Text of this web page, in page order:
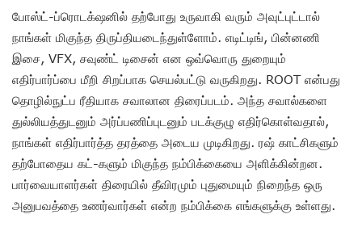
போஸ்ட்-ப்ரொடக்‌ஷனில் தற்போது உருவாகி வரும் அவுட்புட்டால்
நாங்கள் மிகுந்த திருப்தியடைந்துள்ளோம். எடிட்டிங், பின்னணி
இசை, VFX, சவுண்ட் டிசைன் என ஒவ்வொரு துறையும்
எதிர்பார்ப்பை மீறி சிறப்பாக செயல்பட்டு வருகிறது. ROOT என்பது
தொழில்நுட்ப ரீதியாக சவாலான திரைப்படம். அந்த சவால்களை
துல்லியத்துடனும் அர்ப்பணிப்புடனும் படக்குழு எதிர்கொள்வதால்,
நாங்கள் எதிர்பார்த்த தரத்தை அடைய முடிகிறது. ரஷ் காட்சிகளும்
தற்போதைய கட்-களும் மிகுந்த நம்பிக்கையை அளிக்கின்றன.
பார்வையாளர்கள் திரையில் தீவிரமும் புதுமையும் நிறைந்த ஒரு
அனுபவத்தை உணர்வார்கள் என்ற நம்பிக்கை எங்களுக்கு உள்ளது.